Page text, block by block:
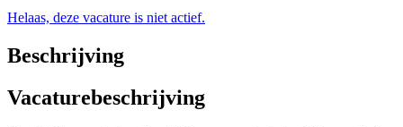
Helaas, deze vacature is niet actief.
Beschrijving
Vacaturebeschrijving